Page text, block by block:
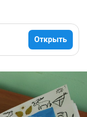
Открыть